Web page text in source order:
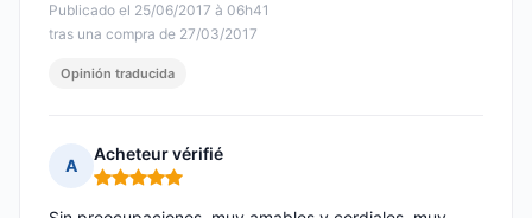
Publicado el 25/06/2017 à 06h41
tras una compra de 27/03/2017
Opinión traducida
A
Acheteur vérifié
Nota: 5 de 5